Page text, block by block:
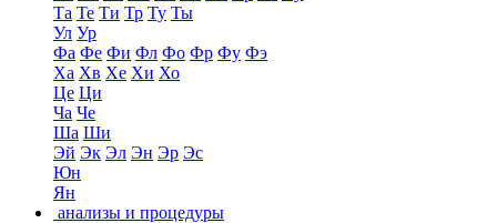
Та Те Ти Тр Ту Ты
Ул Ур
Фа Фе Фи Фл Фо Фр Фу Фэ
Ха Хв Хе Хи Хо
Це Ци
Ча Че
Ша Ши
Эй Эк Эл Эн Эр Эс
Юн
Ян
анализы и процедуры